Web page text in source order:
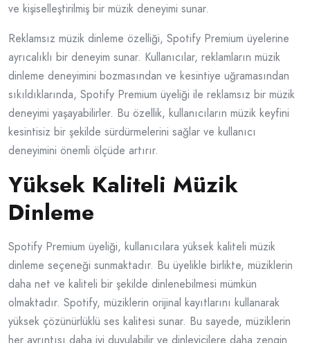
ve kişiselleştirilmiş bir müzik deneyimi sunar.
Reklamsız müzik dinleme özelliği, Spotify Premium üyelerine
ayrıcalıklı bir deneyim sunar. Kullanıcılar, reklamların müzik
dinleme deneyimini bozmasından ve kesintiye uğramasından
sıkıldıklarında, Spotify Premium üyeliği ile reklamsız bir müzik
deneyimi yaşayabilirler. Bu özellik, kullanıcıların müzik keyfini
kesintisiz bir şekilde sürdürmelerini sağlar ve kullanıcı
deneyimini önemli ölçüde artırır.
Yüksek Kaliteli Müzik
Dinleme
Spotify Premium üyeliği, kullanıcılara yüksek kaliteli müzik
dinleme seçeneği sunmaktadır. Bu üyelikle birlikte, müziklerin
daha net ve kaliteli bir şekilde dinlenebilmesi mümkün
olmaktadır. Spotify, müziklerin orijinal kayıtlarını kullanarak
yüksek çözünürlüklü ses kalitesi sunar. Bu sayede, müziklerin